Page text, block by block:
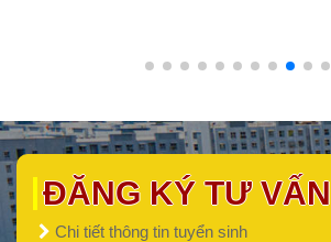
ĐĂNG KÝ TƯ VẤN
Chi tiết thông tin tuyển sinh